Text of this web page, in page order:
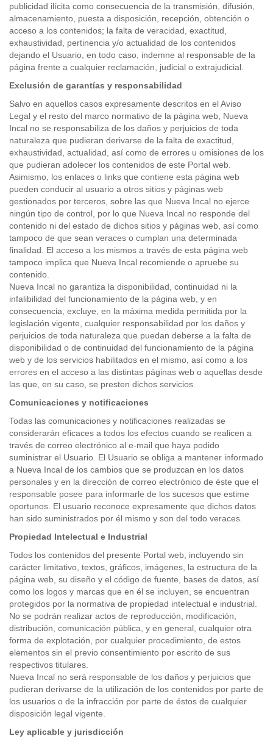
publicidad ilícita como consecuencia de la transmisión, difusión,
almacenamiento, puesta a disposición, recepción, obtención o
acceso a los contenidos; la falta de veracidad, exactitud,
exhaustividad, pertinencia y/o actualidad de los contenidos
dejando el Usuario, en todo caso, indemne al responsable de la
página frente a cualquier reclamación, judicial o extrajudicial.
Exclusión de garantías y responsabilidad
Salvo en aquellos casos expresamente descritos en el Aviso
Legal y el resto del marco normativo de la página web, Nueva
Incal no se responsabiliza de los daños y perjuicios de toda
naturaleza que pudieran derivarse de la falta de exactitud,
exhaustividad, actualidad, así como de errores u omisiones de los
que pudieran adolecer los contenidos de este Portal web.
Asimismo, los enlaces o links que contiene esta página web
pueden conducir al usuario a otros sitios y páginas web
gestionados por terceros, sobre las que Nueva Incal no ejerce
ningún tipo de control, por lo que Nueva Incal no responde del
contenido ni del estado de dichos sitios y páginas web, así como
tampoco de que sean veraces o cumplan una determinada
finalidad. El acceso a los mismos a través de esta página web
tampoco implica que Nueva Incal recomiende o apruebe su
contenido.
Nueva Incal no garantiza la disponibilidad, continuidad ni la
infalibilidad del funcionamiento de la página web, y en
consecuencia, excluye, en la máxima medida permitida por la
legislación vigente, cualquier responsabilidad por los daños y
perjuicios de toda naturaleza que puedan deberse a la falta de
disponibilidad o de continuidad del funcionamiento de la página
web y de los servicios habilitados en el mismo, así como a los
errores en el acceso a las distintas páginas web o aquellas desde
las que, en su caso, se presten dichos servicios.
Comunicaciones y notificaciones
Todas las comunicaciones y notificaciones realizadas se
considerarán eficaces a todos los efectos cuando se realicen a
través de correo electrónico al e-mail que haya podido
suministrar el Usuario. El Usuario se obliga a mantener informado
a Nueva Incal de los cambios que se produzcan en los datos
personales y en la dirección de correo electrónico de éste que el
responsable posee para informarle de los sucesos que estime
oportunos. El usuario reconoce expresamente que dichos datos
han sido suministrados por él mismo y son del todo veraces.
Propiedad Intelectual e Industrial
Todos los contenidos del presente Portal web, incluyendo sin
carácter limitativo, textos, gráficos, imágenes, la estructura de la
página web, su diseño y el código de fuente, bases de datos, así
como los logos y marcas que en él se incluyen, se encuentran
protegidos por la normativa de propiedad intelectual e industrial.
No se podrán realizar actos de reproducción, modificación,
distribución, comunicación pública, y en general, cualquier otra
forma de explotación, por cualquier procedimiento, de estos
elementos sin el previo consentimiento por escrito de sus
respectivos titulares.
Nueva Incal no será responsable de los daños y perjuicios que
pudieran derivarse de la utilización de los contenidos por parte de
los usuarios o de la infracción por parte de éstos de cualquier
disposición legal vigente.
Ley aplicable y jurisdicción